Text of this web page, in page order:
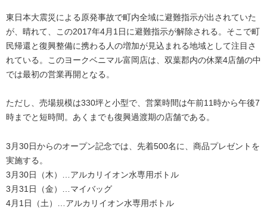
東日本大震災による原発事故で町内全域に避難指示が出されていた
が、晴れて、この2017年4月1日に避難指示が解除される。そこで町
民帰還と復興整備に携わる人の増加が見込まれる地域として注目さ
れている。このヨークベニマル富岡店は、双葉郡内の休業4店舗の中
では最初の営業再開となる。
ただし、売場規模は330坪と小型で、営業時間は午前11時から午後7
時までと短時間。あくまでも復興過渡期の店舗である。
3月30日からのオープン記念では、先着500名に、商品プレゼントを
実施する。
3月30日（木）…アルカリイオン水専用ボトル
3月31日（金）…マイバッグ
4月1日（土）…アルカリイオン水専用ボトル